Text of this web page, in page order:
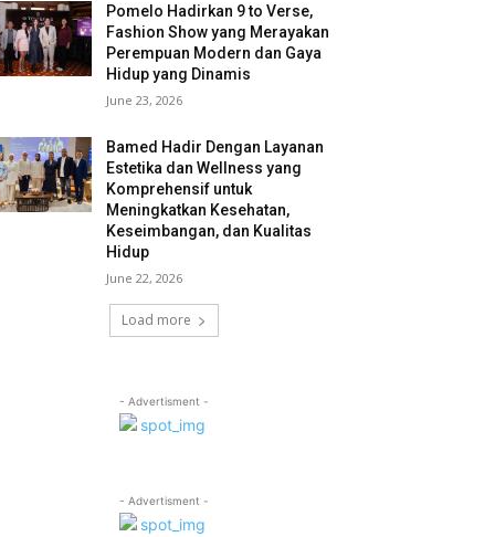
Pomelo Hadirkan 9 to Verse,
Fashion Show yang Merayakan
Perempuan Modern dan Gaya
Hidup yang Dinamis
June 23, 2026
Bamed Hadir Dengan Layanan
Estetika dan Wellness yang
Komprehensif untuk
Meningkatkan Kesehatan,
Keseimbangan, dan Kualitas
Hidup
June 22, 2026
Load more
- Advertisment -
- Advertisment -